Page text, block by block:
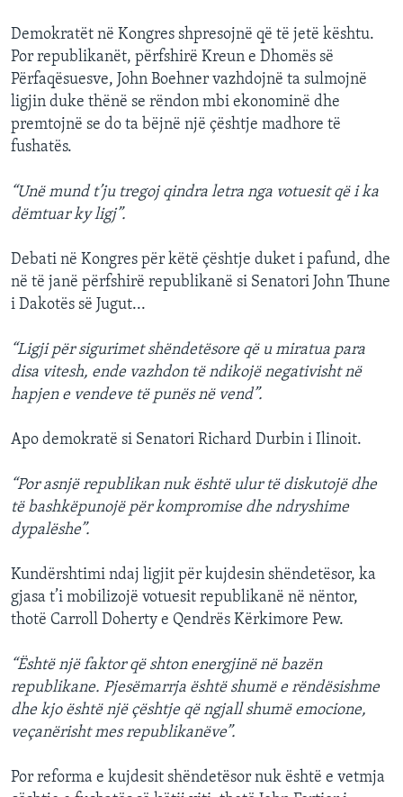
Demokratët në Kongres shpresojnë që të jetë kështu.
Por republikanët, përfshirë Kreun e Dhomës së
Përfaqësuesve, John Boehner vazhdojnë ta sulmojnë
ligjin duke thënë se rëndon mbi ekonominë dhe
premtojnë se do ta bëjnë një çështje madhore të
fushatës.
“Unë mund t’ju tregoj qindra letra nga votuesit që i ka
dëmtuar ky ligj”.
Debati në Kongres për këtë çështje duket i pafund, dhe
në të janë përfshirë republikanë si Senatori John Thune
i Dakotës së Jugut...
“Ligji për sigurimet shëndetësore që u miratua para
disa vitesh, ende vazhdon të ndikojë negativisht në
hapjen e vendeve të punës në vend”.
Apo demokratë si Senatori Richard Durbin i Ilinoit.
“Por asnjë republikan nuk është ulur të diskutojë dhe
të bashkëpunojë për kompromise dhe ndryshime
dypalëshe”.
Kundërshtimi ndaj ligjit për kujdesin shëndetësor, ka
gjasa t’i mobilizojë votuesit republikanë në nëntor,
thotë Carroll Doherty e Qendrës Kërkimore Pew.
“Është një faktor që shton energjinë në bazën
republikane. Pjesëmarrja është shumë e rëndësishme
dhe kjo është një çështje që ngjall shumë emocione,
veçanërisht mes republikanëve”.
Por reforma e kujdesit shëndetësor nuk është e vetmja